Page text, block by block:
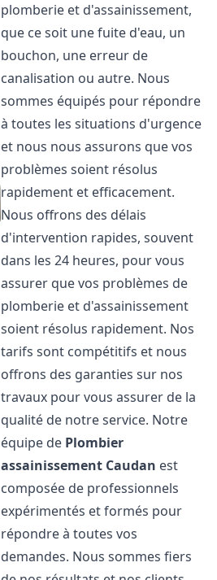
plomberie et d'assainissement,
que ce soit une fuite d'eau, un
bouchon, une erreur de
canalisation ou autre. Nous
sommes équipés pour répondre
à toutes les situations d'urgence
et nous nous assurons que vos
problèmes soient résolus
rapidement et efficacement.
Nous offrons des délais
d'intervention rapides, souvent
dans les 24 heures, pour vous
assurer que vos problèmes de
plomberie et d'assainissement
soient résolus rapidement. Nos
tarifs sont compétitifs et nous
offrons des garanties sur nos
travaux pour vous assurer de la
qualité de notre service. Notre
équipe de Plombier
assainissement Caudan est
composée de professionnels
expérimentés et formés pour
répondre à toutes vos
demandes. Nous sommes fiers